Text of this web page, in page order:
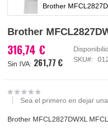
Brother
al
de
la
imágenes
Brother
316,74 €
261,77 €
SKU
Sea el primero en dejar
Brother MFCL2827DWXL